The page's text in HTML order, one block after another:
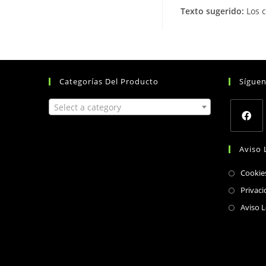
Texto sugerido: Los
Categorías Del Producto
Select a category
in
a
Aviso
Aviso